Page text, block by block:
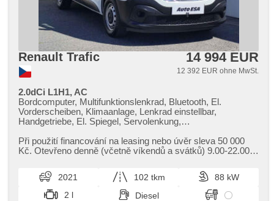
Renault Trafic 14 994 EUR
12 392 EUR ohne MwSt.
2.0dCi L1H1, AC
Bordcomputer, Multifunktionslenkrad, Bluetooth, El.
Vorderscheiben, Klimaanlage, Lenkrad einstellbar,
Handgetriebe, El. Spiegel, Servolenkung,
Stabilitätsprogramm (ESP), Vorderlichter LED, täglich
Leuchten, ABS, 2x Airbag, parkovací senzory zadní
Při použití financování na leasing nebo úvěr sleva 50 000
Kč. Otevřeno denně (včetně víkendů a svátků) 9.00​-22.00
2021 102 tkm
88 kW
2 l
Diesel